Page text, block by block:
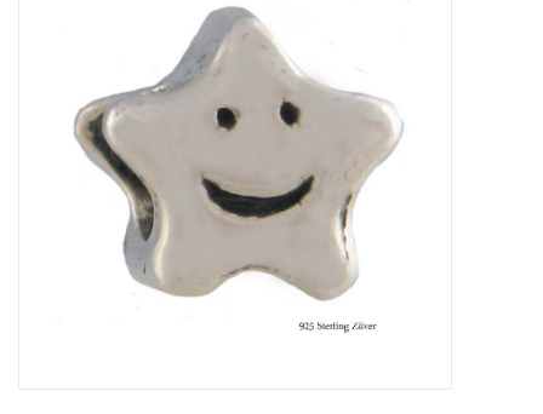
Haaraccesoires
Zonnebrillen